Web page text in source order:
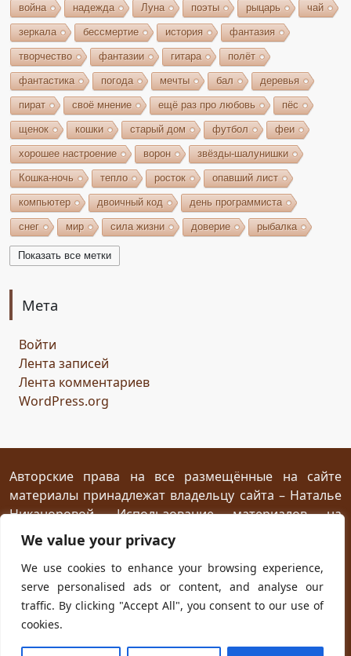
We value your privacy
We use cookies to enhance your browsing experience,
serve personalised ads or content, and analyse our
traffic. By clicking "Accept All", you consent to our use of
cookies.
война надежда Луна поэты рыцарь чай
зеркала бессмертие история фантазия
творчество фантазии гитара полёт
фантастика погода мечты бал деревья
пират своё мнение ещё раз про любовь пёс
щенок кошки старый дом футбол феи
хорошее настроение ворон звёзды-шалунишки
Кошка-ночь тепло росток опавший лист
компьютер двоичный код день программиста
снег мир сила жизни доверие рыбалка
волшебство игрушки
возрождение
сомнение
мяч стирательная резинка
ресторан
птица Киви путеводный камень магия камня
сокровище шантаж ссора
женщины дворец кузница гнев дракона жар
испуг побег плен план приключение
телефон гадание
Показать все метки
Мета
Войти
Лента записей
Лента комментариев
WordPress.org
Авторские права на все размещённые на сайте
материалы принадлежат владельцу сайта – Наталье
Никаноровой. Использование материалов на
посторонних сайтах разрешается без
предварительного согласия при условии
размещения прямой открытой для индексирования
ссылки на первоисточник не ниже первого абзаца
текста.